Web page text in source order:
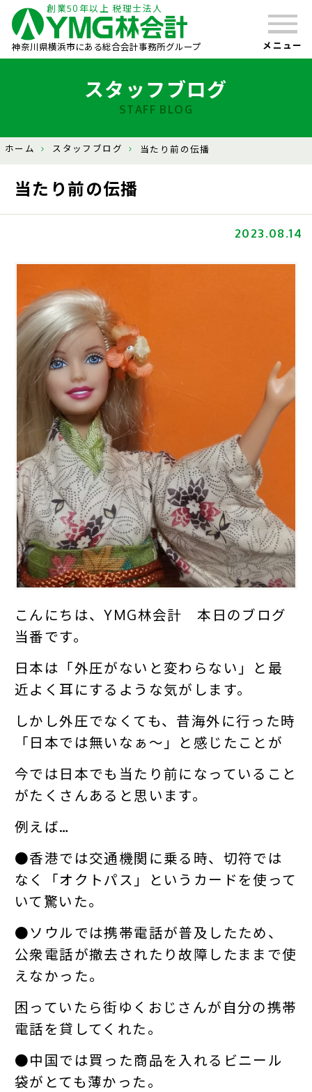
創業50年以上 税理士法人
神奈川県横浜市にある総合会計事務所グループ メニュー
スタッフブログ
STAFF BLOG
ホーム スタッフブログ 当たり前の伝播
当たり前の伝播
2023.08.14
こんにちは、YMG林会計 本日のブログ
当番です。
日本は「外圧がないと変わらない」と最
近よく耳にするような気がします。
しかし外圧でなくても、昔海外に行った時
「日本では無いなぁ～」と感じたことが
今では日本でも当たり前になっていること
がたくさんあると思います。
例えば…
●香港では交通機関に乗る時、切符では
なく「オクトパス」というカードを使って
いて驚いた。
●ソウルでは携帯電話が普及したため、
公衆電話が撤去されたり故障したままで使
えなかった。
困っていたら街ゆくおじさんが自分の携帯
電話を貸してくれた。
●中国では買った商品を入れるビニール
袋がとても薄かった。